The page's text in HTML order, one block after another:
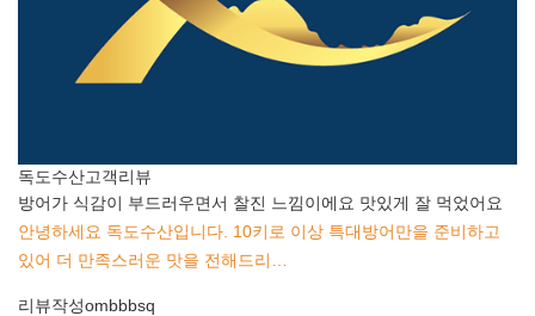
독도수산고객리뷰
방어가 식감이 부드러우면서 찰진 느낌이에요 맛있게 잘 먹었어요
안녕하세요 독도수산입니다. 10키로 이상 특대방어만을 준비하고
있어 더 만족스러운 맛을 전해드리…
리뷰작성ombbbsq